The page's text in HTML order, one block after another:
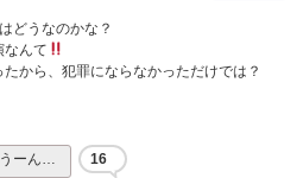
どうなのかな？
なんて
から、犯罪にならなかっただけでは？
うーん… 16